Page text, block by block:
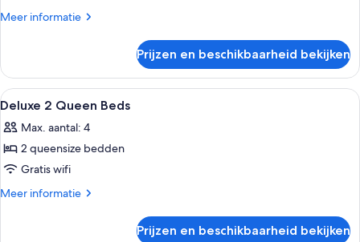
King
Meer informatie
Meer
1
King
Bed
Prijzen en beschikbaarheid bekijken
Alle
foto's
voor
Deluxe
2
Queen
Een hotelkamer met een bed, een
6
Deluxe 2 Queen Beds
Max. aantal: 4
2 queensize bedden
Gratis wifi
Meer informatie
Meer
Prijzen en beschikbaarheid bekijken